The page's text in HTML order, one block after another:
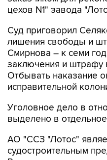
Суд приговорил
Смирнова – к семи
заключения и штрафу
Отбывать наказание
исправительной
Уголовное дело в
АО "ССЗ "Лотос"
России, осуществляет
корпусов судов,